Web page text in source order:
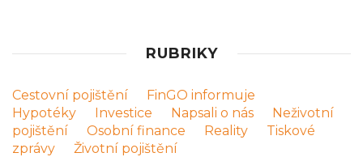
RUBRIKY
Cestovní pojištění
FinGO informuje
Hypotéky
Investice Napsali o nás
Neživotní
pojištění
Osobní finance Reality
Tiskové
zprávy
Životní pojištění